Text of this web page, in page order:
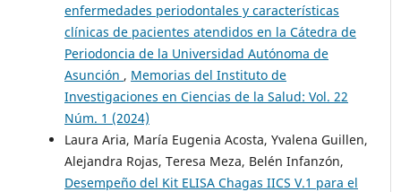
enfermedades periodontales y características
clínicas de pacientes atendidos en la Cátedra de
Periodoncia de la Universidad Autónoma de
Asunción , Memorias del Instituto de
Investigaciones en Ciencias de la Salud: Vol. 22
Núm. 1 (2024)
Laura Aria, María Eugenia Acosta, Yvalena Guillen,
Alejandra Rojas, Teresa Meza, Belén Infanzón,
Desempeño del Kit ELISA Chagas IICS V.1 para el